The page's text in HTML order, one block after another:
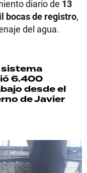
diario de 13
bocas de registro,
del agua.
sistema
6.400
desde el
de Javier